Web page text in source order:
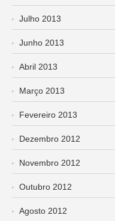
Julho 2013
Junho 2013
Abril 2013
Março 2013
Fevereiro 2013
Dezembro 2012
Novembro 2012
Outubro 2012
Agosto 2012